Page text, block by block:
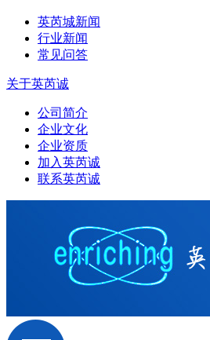
英芮城新闻
行业新闻
常见问答
关于英芮诚
公司简介
企业文化
企业资质
加入英芮诚
联系英芮诚